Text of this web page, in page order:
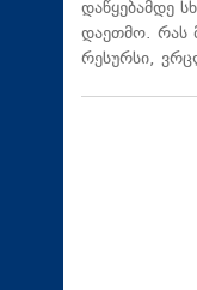
დაწყებამდე
დაეთმო. რას
რესურსი,